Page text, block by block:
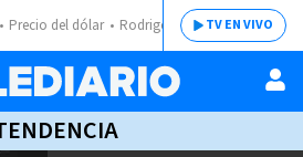
Precio del dólar Rodrigo ChavesTV EN VIVO